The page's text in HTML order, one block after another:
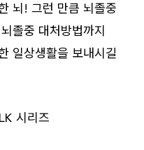
뇌! 그런 만큼 뇌졸중
졸중 대처방법까지
일상생활을 보내시길
시리즈